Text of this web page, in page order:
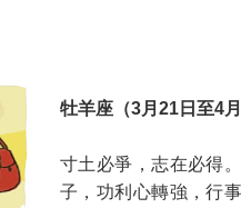
牡羊座（3月21日至4月
寸土必爭，志在必得
子，功利心轉強，行